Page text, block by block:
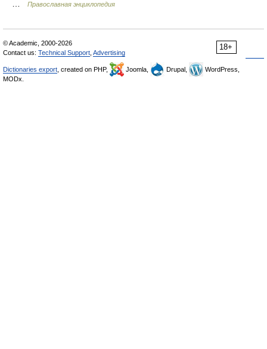
Православная энциклопедия
18+
© Academic, 2000-2026
Contact us: Technical Support Advertising
Dictionaries export , created on PHP, Joomla, Drupal,
WordPress,
MODx.